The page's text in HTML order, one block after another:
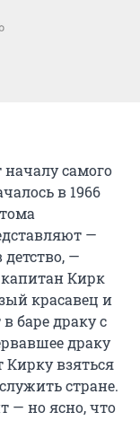
самого
в 1966
—
—
Кирк
красавец и
баре драку с
драку
Кирку взяться
стране.
— но ясно, что